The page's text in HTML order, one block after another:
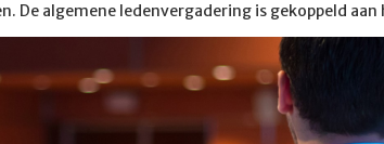
De algemene ledenvergadering is gekoppeld aan